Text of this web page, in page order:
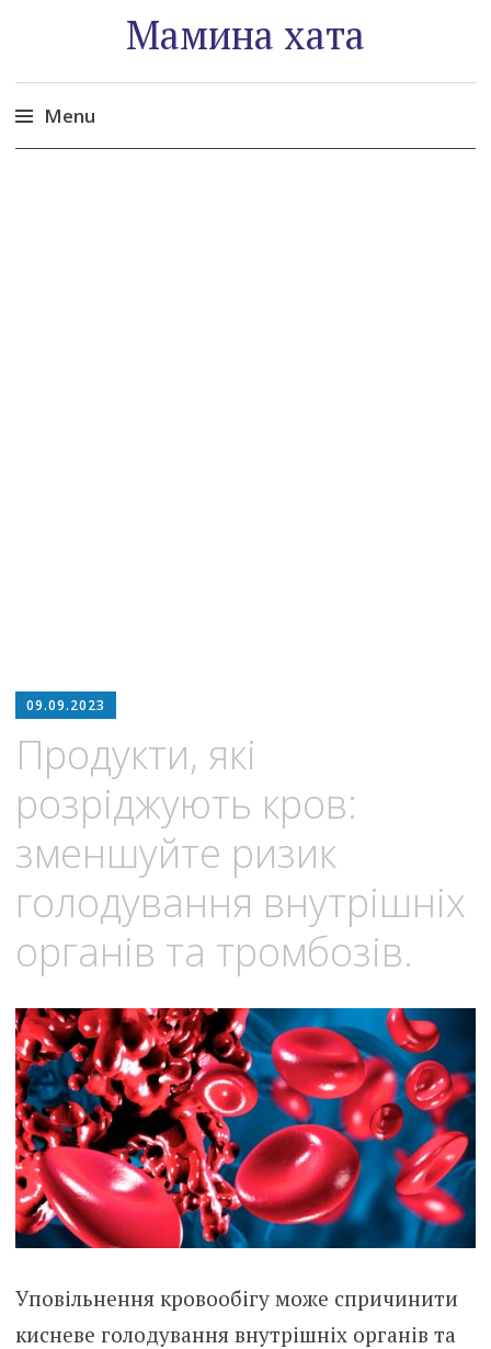
Мамина хата
Menu
09.09.2023
Продукти, які
розріджують кров:
зменшуйте ризик
голодування внутрішніх
органів та тромбозів.
Уповільнення кровообігу може спричинити
кисневе голодування внутрішніх органів та